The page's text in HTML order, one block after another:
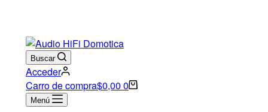
Buscar
Acceder
Carro de compra$0,00 0
Menú